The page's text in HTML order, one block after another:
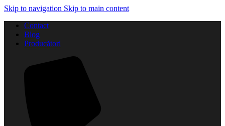
Skip to navigation Skip to main content
Contact
Blog
Producători